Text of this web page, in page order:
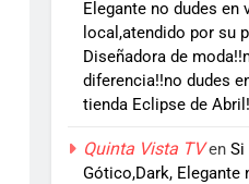
Elegante no dudes en
local,atendido por su
Diseñadora de
diferencia!!no dudes
tienda Eclipse de Abril!
Quinta Vista TVenSi
Gótico,Dark, Elegante